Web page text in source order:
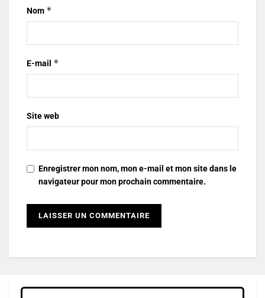
Nom *
E-mail *
Site web
Enregistrer mon nom, mon e-mail et mon site dans le
navigateur pour mon prochain commentaire.